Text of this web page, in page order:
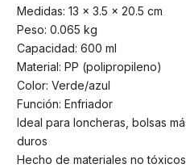
Medidas: 13 x 3.5 x 20.5 cm
Peso: 0.065 kg
Capacidad: 600 ml
Material: PP (polipropileno)
Color: Verde/azul
Función: Enfriador
Ideal para loncheras, bolsas
duros
Hecho de materiales no